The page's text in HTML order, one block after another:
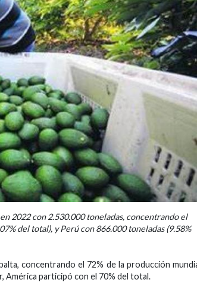
2022 con 2.530.000 toneladas, concentrando el
del total), y Perú con 866.000 toneladas (9.58%
concentrando el 72% de la producción
América participó con el 70% del total.